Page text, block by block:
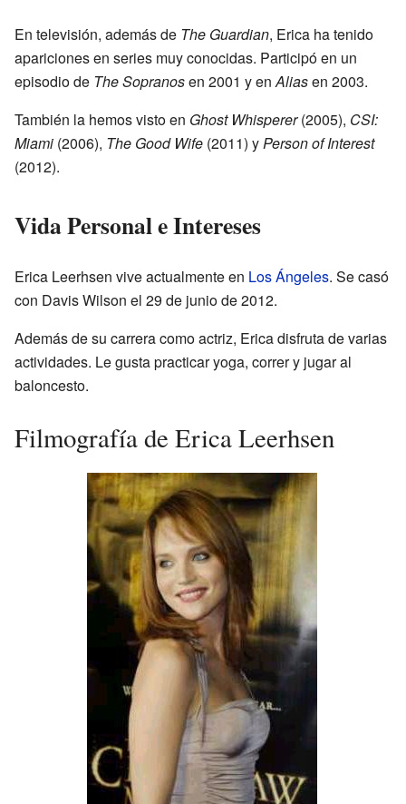
En televisión, además de The Guardian, Erica ha tenido
apariciones en series muy conocidas. Participó en un
episodio de The Sopranosen 2001 y enAliasen 2003.
También la hemos visto en Ghost Whisperer(2005), CSI:
Miami (2006), The Good Wife (2011) yPerson of Interest
(2012).
Vida Personal e Intereses
Erica Leerhsen vive actualmente en Los Ángeles. Se casó
con Davis Wilson el 29 de junio de 2012.
Además de su carrera como actriz, Erica disfruta de varias
actividades. Le gusta practicar yoga, correr y jugar al
baloncesto.
Filmografía de Erica Leerhsen